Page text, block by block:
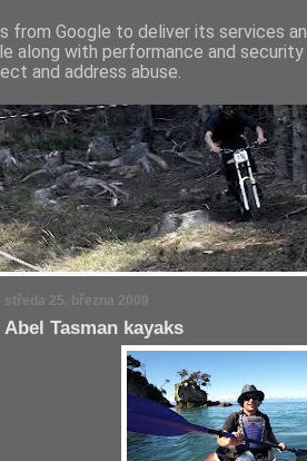
středa 25. března 2009
Abel Tasman kayaks
from Google to deliver its services
along with performance and
and address abuse.